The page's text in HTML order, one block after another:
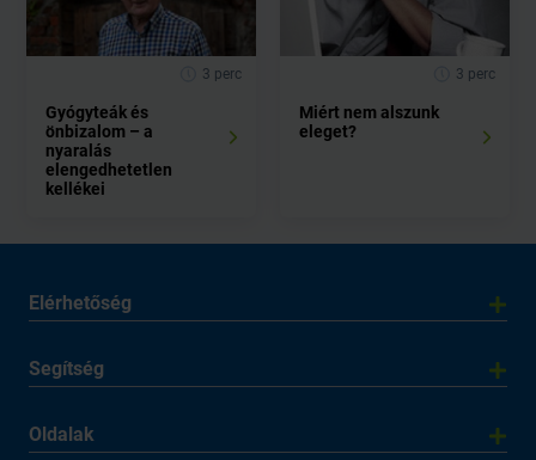
3 perc
Gyógyteák és
önbizalom – a
nyaralás
elengedhetetlen
kellékei
3 perc
Miért nem alszunk
eleget?
Elérhetőség
Segítség
Oldalak